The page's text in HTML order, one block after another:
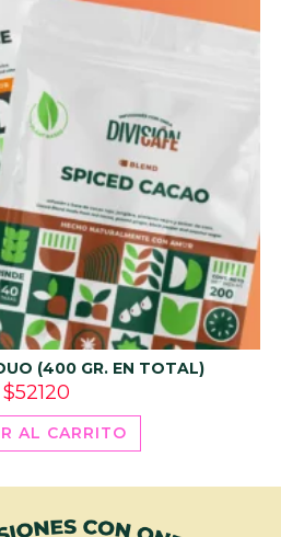
(400 GR. EN TOTAL)
$52120
AL CARRITO